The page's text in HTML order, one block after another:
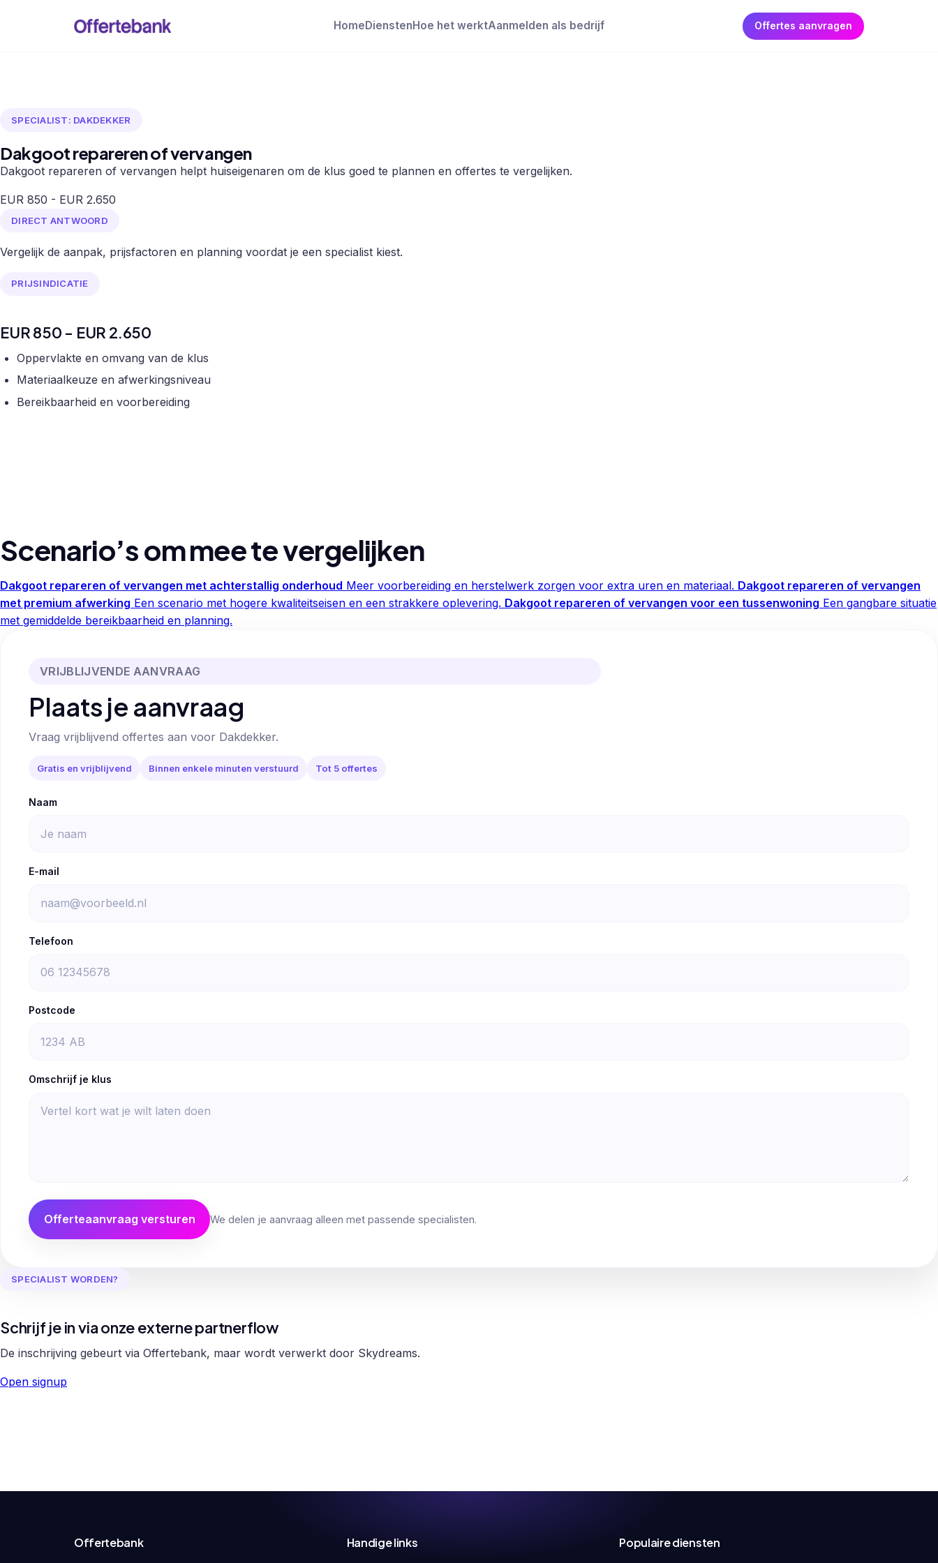
Home Diensten Hoe het werktAanmelden als bedrijf Offertes aanvragen
SPECIALIST: DAKDEKKER
Dakgoot repareren of vervangen
Dakgoot repareren of vervangen helpt huiseigenaren om de klus goed te plannen en offertes te vergelijken.
EUR 850 - EUR 2.650
DIRECT ANTWOORD
Vergelijk de aanpak, prijsfactoren en planning voordat je een specialist kiest.
PRIJSINDICATIE
EUR 850 - EUR 2.650
Oppervlakte en omvang van de klus
Materiaalkeuze en afwerkingsniveau
Bereikbaarheid en voorbereiding
Scenario’s om mee te vergelijken
Dakgoot repareren of vervangen met achterstallig onderhoud Meer voorbereiding en herstelwerk zorgen voor extra uren en materiaal. Dakgoot repareren of vervangen
met premium afwerking Een scenario met hogere kwaliteitseisen en een strakkere oplevering. Dakgoot repareren of vervangen voor een tussenwoning Een gangbare situatie
met gemiddelde bereikbaarheid en planning.
VRIJBLIJVENDE AANVRAAG
Plaats je aanvraag
Vraag vrijblijvend offertes aan voor Dakdekker.
Gratis en vrijblijvend Binnen enkele minuten verstuurd Tot 5 offertes
Naam
E-mail
Telefoon
Postcode
Omschrijf je klus
Offerteaanvraag versturen We delen je aanvraag alleen met passende specialisten.
SPECIALIST WORDEN?
Schrijf je in via onze externe partnerflow
De inschrijving gebeurt via Offertebank, maar wordt verwerkt door Skydreams.
Open signup
Offertebank Handige links Populaire diensten